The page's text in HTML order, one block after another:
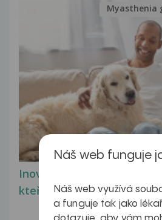
Inovativní léčba
kteří ji...
Myasthenia
Náš web funguje
Náš web využívá
a funguje tak jako